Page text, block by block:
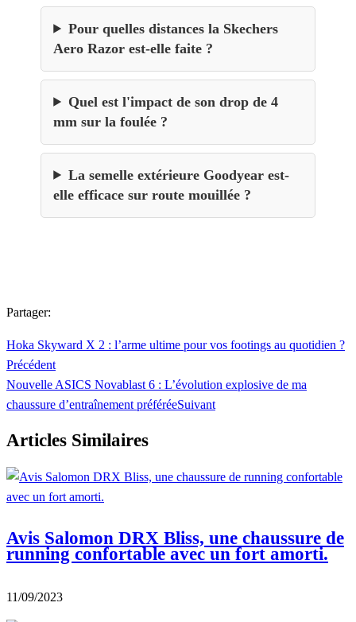
Pour quelles distances la Skechers
Aero Razor est-elle faite ?
Quel est l'impact de son drop de 4
mm sur la foulée ?
La semelle extérieure Goodyear est-
elle efficace sur route mouillée ?
Partager:
Hoka Skyward X 2 : l’arme ultime pour vos footings au quotidien ?
Précédent
Nouvelle ASICS Novablast 6 : L’évolution explosive de ma
chaussure d’entraînement préféréeSuivant
Articles Similaires
Avis Salomon DRX Bliss, une chaussure de
running confortable avec un fort amorti.
11/09/2023